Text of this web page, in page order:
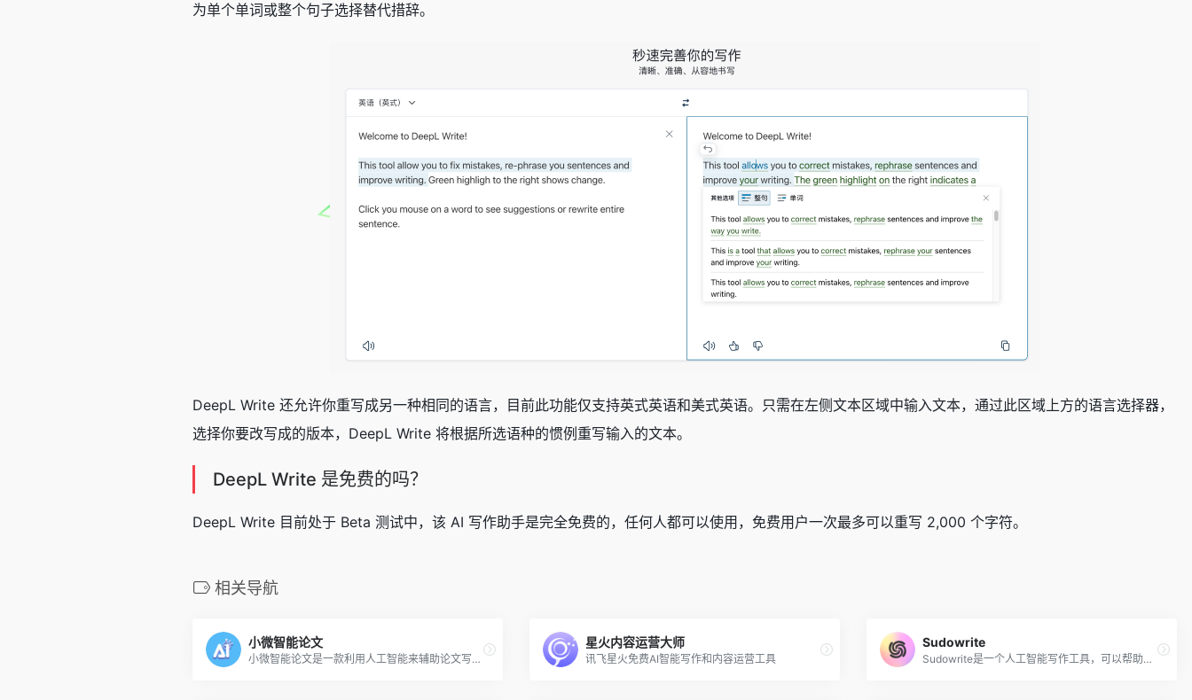
为单个单词或整个句子选择替代措辞。
DeepL Write 还允许你重写成另一种相同的语言，目前此功能仅支持英式英语和美式英语。只需在左侧文本区域中输入文本，通过此区域上方的语言选择器，
选择你要改写成的版本，DeepL Write 将根据所选语种的惯例重写输入的文本。
DeepL Write 是免费的吗？
DeepL Write 目前处于 Beta 测试中，该 AI 写作助手是完全免费的，任何人都可以使用，免费用户一次最多可以重写 2,000 个字符。
相关导航
小微智能论文
小微智能论文是一款利用人工智能来辅助论文写作的工具，面向大专、本科和硕士，可快速生成如毕业论文、期刊论文、文献综述、开题报告、任务书、答辩PPT、实验报告等多种论文类型。只需输入论文标题，即可生成专业的论文提纲和原创范文。
星火内容运营大师
讯飞星火免费AI智能写作和内容运营工具
Sudowrite
Sudowrite是一个人工智能写作工具，可以帮助你生成故事内容，或者将现有的文章改写润色成新的内容，让你轻松自由地写作引人入胜的故事和小说。